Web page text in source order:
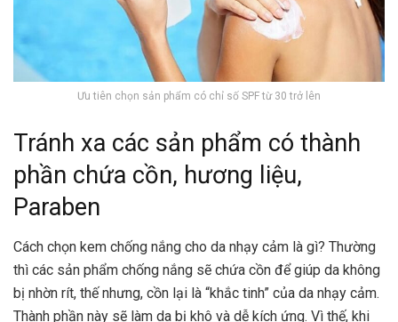
Ưu tiên chọn sản phẩm có chỉ số SPF từ 30 trở lên
Tránh xa các sản phẩm có thành
phần chứa cồn, hương liệu,
Paraben
Cách chọn kem chống nắng cho da nhạy cảm là gì? Thường
thì các sản phẩm chống nắng sẽ chứa cồn để giúp da không
bị nhờn rít, thế nhưng, cồn lại là “khắc tinh” của da nhạy cảm.
Thành phần này sẽ làm da bị khô và dễ kích ứng. Vì thế, khi